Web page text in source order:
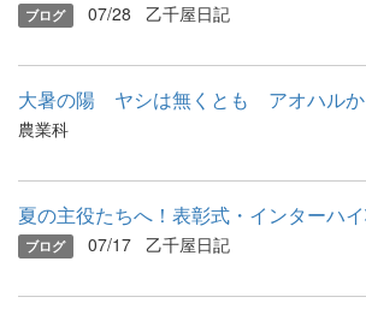
ブログ 07/28 乙千屋日記
大暑の陽 ヤシは無くとも アオハルか
農業科
ブログ 07/17 乙千屋日記